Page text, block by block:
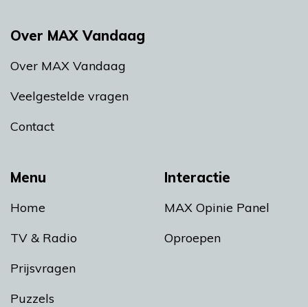
Menu
Home
TV & Radio
Prijsvragen
Puzzels
Interactie
MAX Opinie Panel
Oproepen
Over MAX Vandaag
Over MAX Vandaag
Veelgestelde vragen
Contact